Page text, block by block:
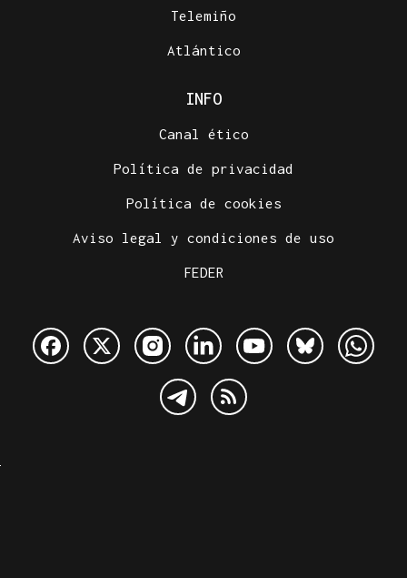
Telemiño
Atlántico
INFO
Canal ético
Política de privacidad
Política de cookies
Aviso legal y condiciones de uso
FEDER